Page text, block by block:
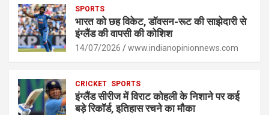
s
A
p
p
b
o
o
n
g
er
Li
n
k
e
SPORTS
भारत को छह विकेट, डॉवसन-रूट की साझेदारी से
इंग्लैंड की वापसी की कोशिश
14/07/2026 www.indianopinionnews.com
CRICKET SPORTS
इंग्लैंड सीरीज में विराट कोहली के निशाने पर कई
बड़े रिकॉर्ड, इतिहास रचने का मौका